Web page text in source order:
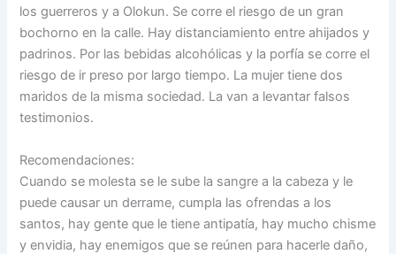
los guerreros y a Olokun. Se corre el riesgo de un gran
bochorno en la calle. Hay distanciamiento entre ahijados y
padrinos. Por las bebidas alcohólicas y la porfía se corre el
riesgo de ir preso por largo tiempo. La mujer tiene dos
maridos de la misma sociedad. La van a levantar falsos
testimonios.
Recomendaciones:
Cuando se molesta se le sube la sangre a la cabeza y le
puede causar un derrame, cumpla las ofrendas a los
santos, hay gente que le tiene antipatía, hay mucho chisme
y envidia, hay enemigos que se reúnen para hacerle daño,